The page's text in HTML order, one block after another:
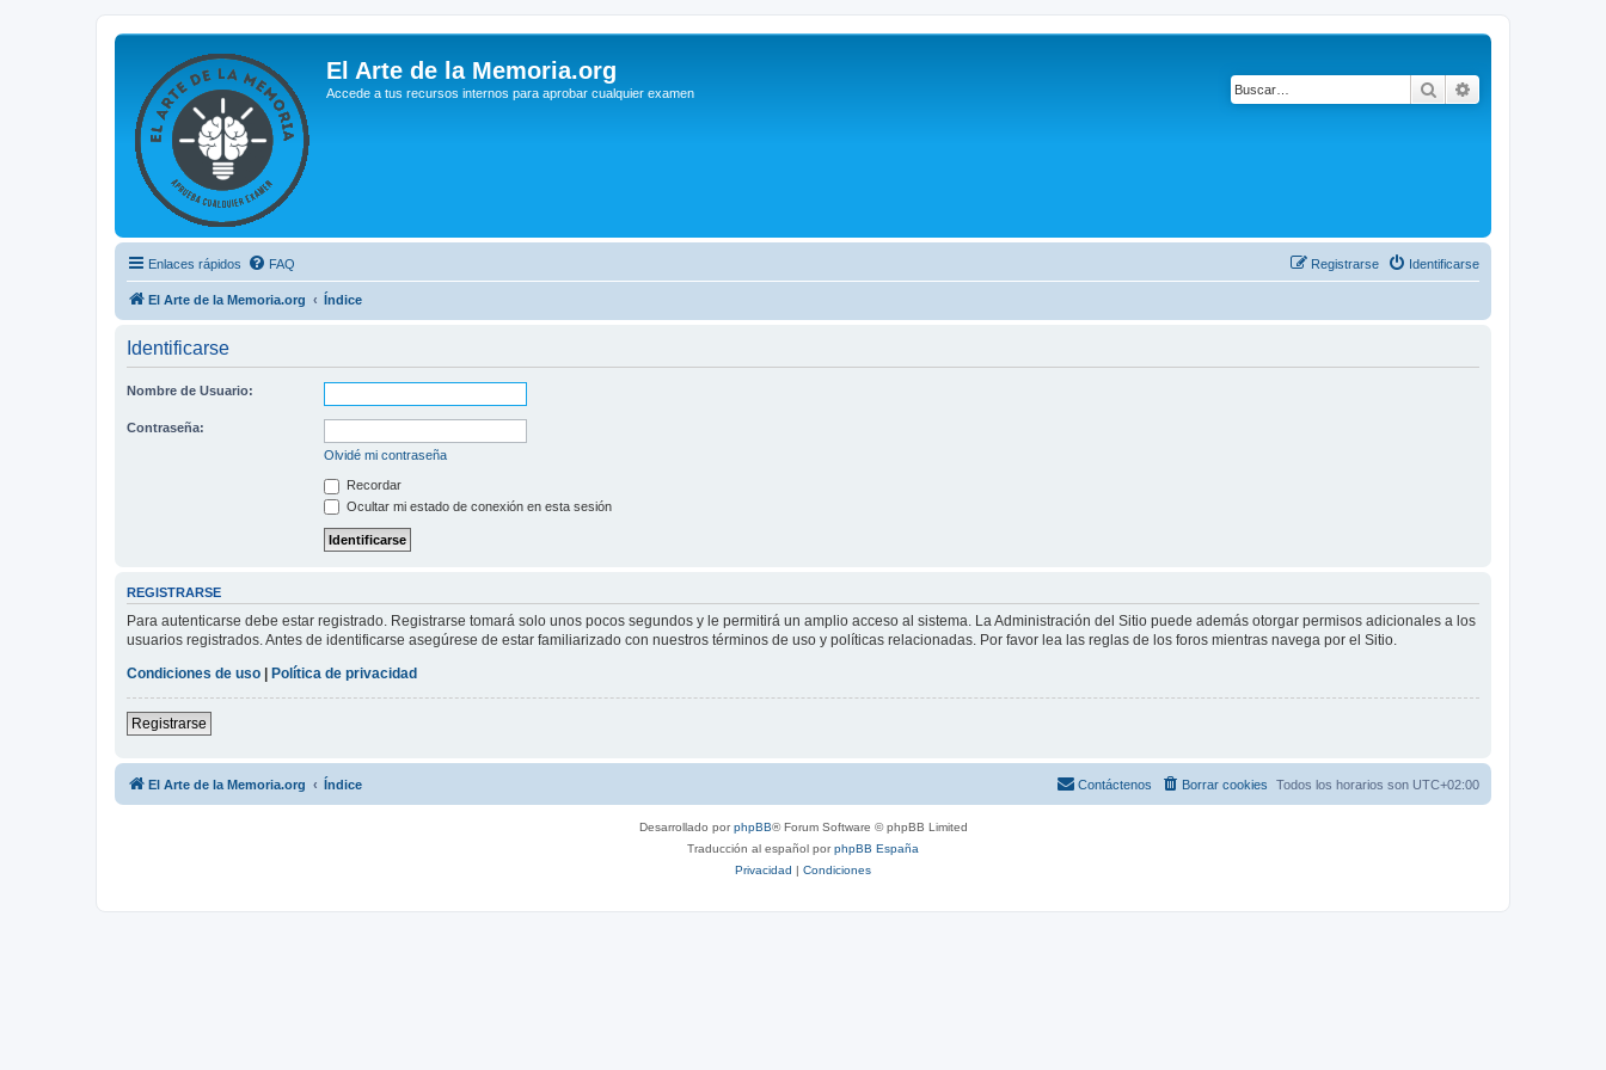
El Arte de la Memoria.org
Accede a tus recursos internos para aprobar cualquier examen Buscar
Enlaces rápidos FAQ Identificarse
Registrarse
El Arte de la Memoria.org Índice
Identificarse
Nombre de Usuario:
Contraseña:
Olvidé mi contraseña
Recordar
Ocultar mi estado de conexión en esta sesión
REGISTRARSE
Para autenticarse debe estar registrado. Registrarse tomará solo unos pocos segundos y le permitirá un amplio acceso al sistema. La Administración del Sitio puede además otorgar permisos adicionales a los
usuarios registrados. Antes de identificarse asegúrese de estar familiarizado con nuestros términos de uso y políticas relacionadas. Por favor lea las reglas de los foros mientras navega por el Sitio.
Condiciones de uso | Política de privacidad
Registrarse
El Arte de la Memoria.org Índice Todos los horarios son UTC+02:00
Borrar cookies
Contáctenos
Desarrollado porphpBB® Forum Software © phpBB Limited
Traducción al español porphpBB España
Privacidad | Condiciones